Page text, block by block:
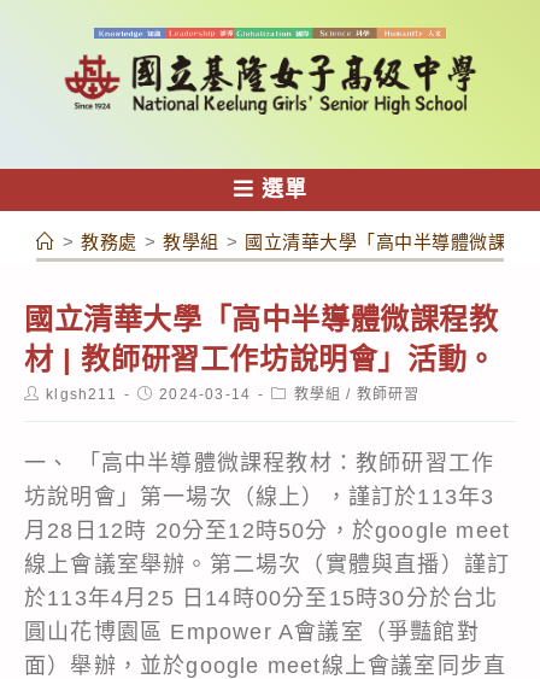
容
選單
> 教務處 > 教學組 > 國立清華大學「高中半導體微課程
國立清華大學「高中半導體微課程教
材 | 教師研習工作坊說明會」活動。
Postklgsh211
Post2024-03-14
Post教學組 / 教師研習
一、 「高中半導體微課程教材：教師研習工作
坊說明會」第一場次（線上），謹訂於113年3
月28日12時 20分至12時50分，於google meet
線上會議室舉辦。第二場次（實體與直播）謹訂
於113年4月25 日14時00分至15時30分於台北
圓山花博園區 Empower A會議室（爭豔館對
面）舉辦，並於google meet線上會議室同步直